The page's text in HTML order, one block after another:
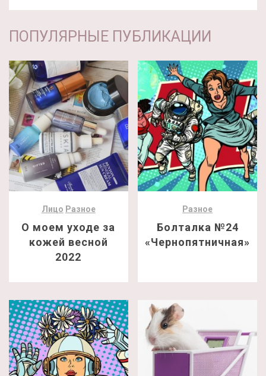
ПОПУЛЯРНЫЕ ПУБЛИКАЦИИ
Лицо Разное
О моем уходе за
кожей весной
2022
Разное
Болталка №24
«Чернопятничная»